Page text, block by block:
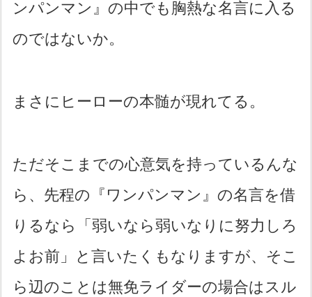
ンパンマン』の中でも胸熱な名言に入る
のではないか。
まさにヒーローの本髄が現れてる。
ただそこまでの心意気を持っているんな
ら、先程の『ワンパンマン』の名言を借
りるなら「弱いなら弱いなりに努力しろ
よお前」と言いたくもなりますが、そこ
ら辺のことは無免ライダーの場合はスル